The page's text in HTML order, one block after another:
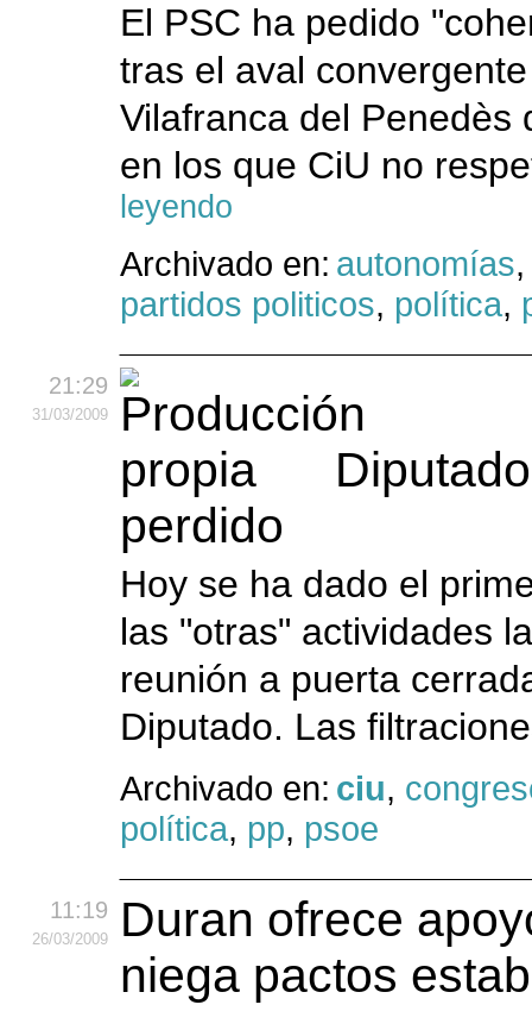
El PSC ha pedido
tras el aval
Vilafranca del Penedès
en los que CiU no
leyendo
Archivado en: autonomías
partidos politicos, política,
21:29
31/03/2009
perdido
Hoy se ha dado el
las "otras" actividades
reunión a puerta
Diputado. Las
Archivado en: ciu,
política, pp, psoe
11:19
26/03/2009
Duran ofrece
niega pactos